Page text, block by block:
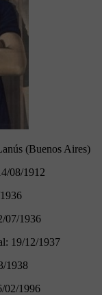
(Buenos Aires)
08/1912
07/1936
19/12/1937
1938
02/1996